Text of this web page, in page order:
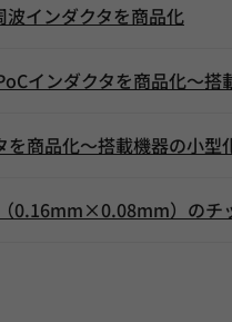
インダクタを商品化
インダクタを商品化～
商品化～搭載機器の小型
0.16mm×0.08mm）のチ